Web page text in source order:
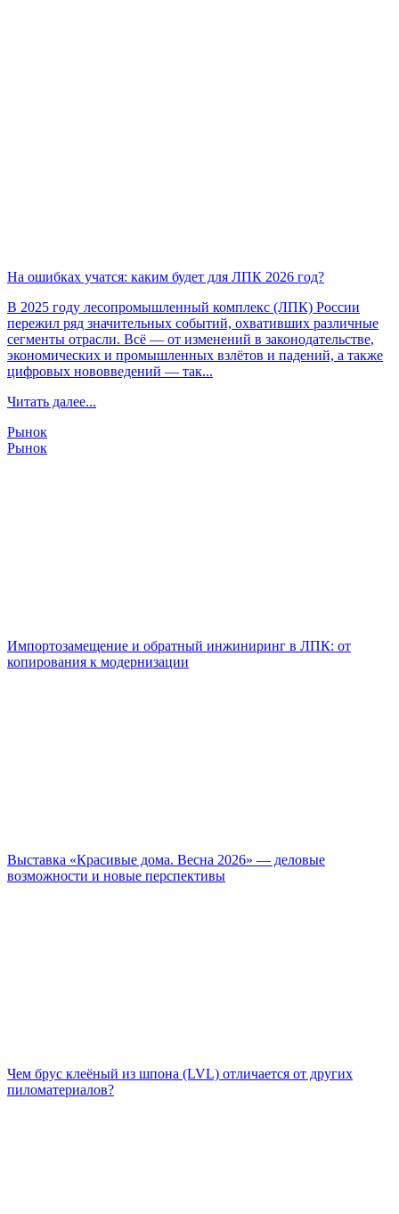
На ошибках учатся: каким будет для ЛПК 2026 год?
В 2025 году лесопромышленный комплекс (ЛПК) России
пережил ряд значительных событий, охвативших различные
сегменты отрасли. Всё — от изменений в законодательстве,
экономических и промышленных взлётов и падений, а также
цифровых нововведений — так...
Читать далее...
Рынок
Рынок
Импортозамещение и обратный инжиниринг в ЛПК: от
копирования к модернизации
Выставка «Красивые дома. Весна 2026» — деловые
возможности и новые перспективы
Чем брус клеёный из шпона (LVL) отличается от других
пиломатериалов?